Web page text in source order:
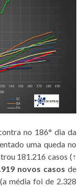
no 186° dia da
uma queda no
181.216 casos (↑
novos casos de
média foi de 2.328